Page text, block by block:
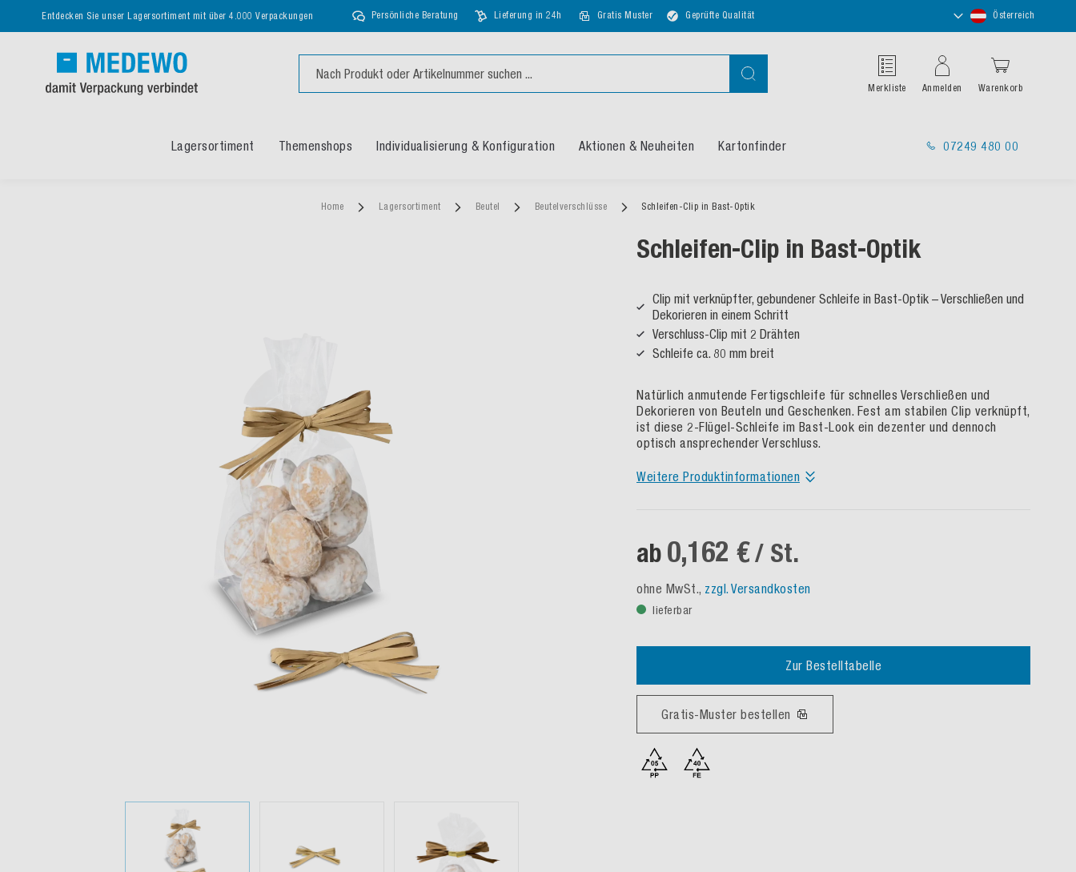
Entdecken Sie unser Lagersortiment mit über 4.000 Verpackungen Persönliche Beratung Lieferung in 24h Gratis Muster Geprüfte Qualität
Store
auswählen
Österreich
Suche
Merkliste Anmelden Warenkorb
Lagersortiment Themenshops Individualisierung & Konfiguration Aktionen & Neuheiten Kartonfinder 07249 480 00
Home Lagersortiment Beutel Beutelverschlüsse Schleifen-Clip in Bast-Optik
Schleifen-Clip in Bast-Optik
Clip mit verknüpfter, gebundener Schleife in Bast-Optik – Verschließen und
Dekorieren in einem Schritt
Verschluss-Clip mit 2 Drähten
Schleife ca. 80 mm breit
Natürlich anmutende Fertigschleife für schnelles Verschließen und
Dekorieren von Beuteln und Geschenken. Fest am stabilen Clip verknüpft,
ist diese 2-Flügel-Schleife im Bast-Look ein dezenter und dennoch
optisch ansprechender Verschluss.
Weitere Produktinformationen
ab 0,162 €/ St.
ohne MwSt., zzgl. Versandkosten
lieferbar
Zur Bestelltabelle
Gratis-Muster bestellen